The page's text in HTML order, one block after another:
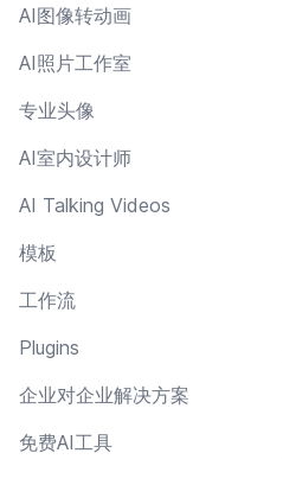
AI图像转动画
AI照片工作室
专业头像
AI室内设计师
AI Talking Videos
模板
工作流
Plugins
企业对企业解决方案
免费AI工具